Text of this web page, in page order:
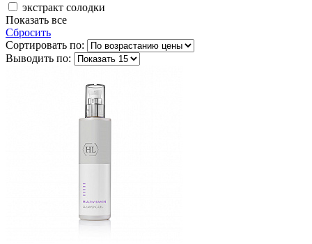
экстракт солодки
Показать все
Сбросить
Сортировать по:
Выводить по: